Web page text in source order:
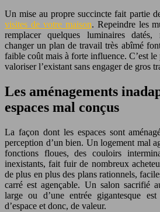
Un mise au propre succincte fait partie
visites de votre maison. Repeindre les
remplacer quelques luminaires
changer un plan de travail très abîmé
faible coût mais à forte influence. C’est
valoriser l’existant sans engager de gros
Les aménagements
espaces mal conçus
La façon dont les espaces sont
perception d’un bien. Un logement mal
fonctions floues, des couloirs
inexistants, fait fuir de nombreux
de plus en plus des plans rationnels,
carré est agençable. Un salon sacrifié
large ou d’une entrée gigantesque
d’espace et donc, de valeur.